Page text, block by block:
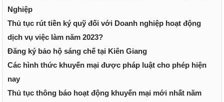
Nghiệp
Thủ tục rút tiền ký quỹ đối với Doanh nghiệp hoạt động
dịch vụ việc làm năm 2023?
Đăng ký bảo hộ sáng chế tại Kiên Giang
Các hình thức khuyến mại được pháp luật cho phép hiện
nay
Thủ tục thông báo hoạt động khuyến mại mới nhất năm